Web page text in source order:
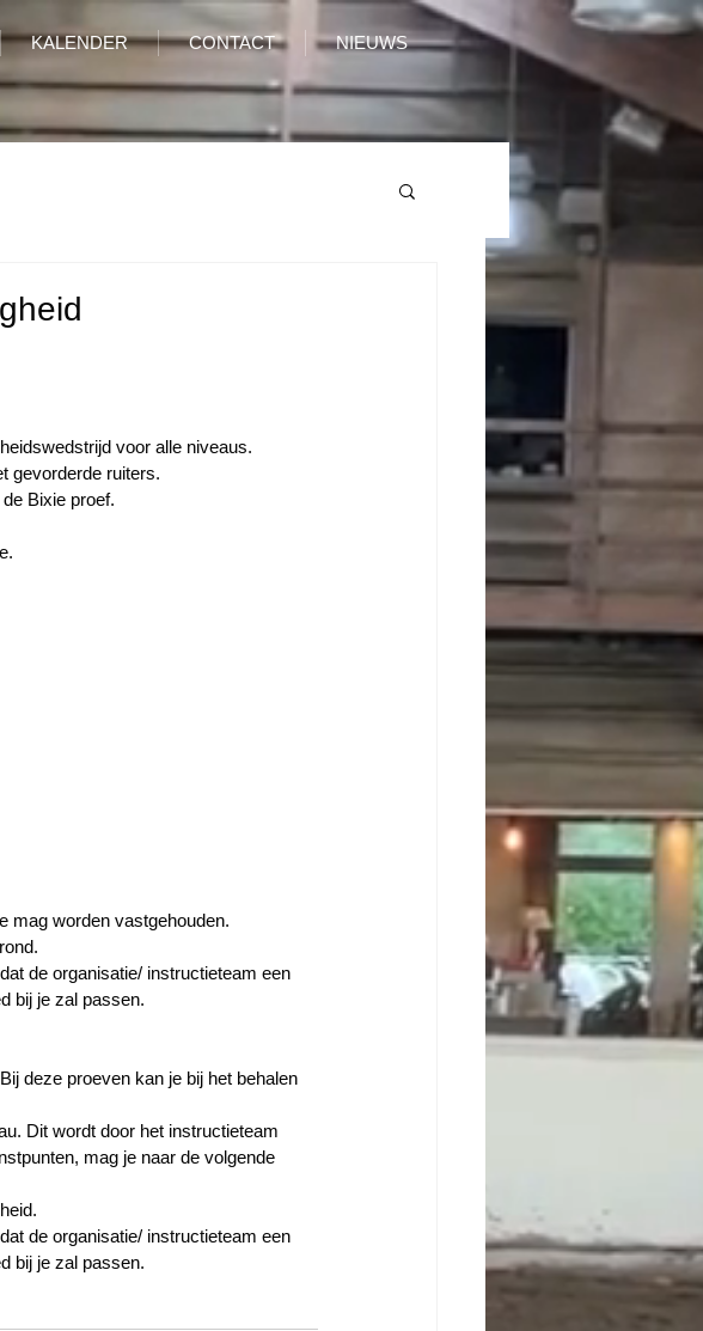
KALENDER CONTACT NIEUWS
voor alle niveaus.
gevorderde ruiters.
Bixie proef.
mag worden vastgehouden.
de organisatie/ instructieteam een
bij je zal passen.
deze proeven kan je bij het behalen
Dit wordt door het instructieteam
mag je naar de volgende
de organisatie/ instructieteam een
bij je zal passen.